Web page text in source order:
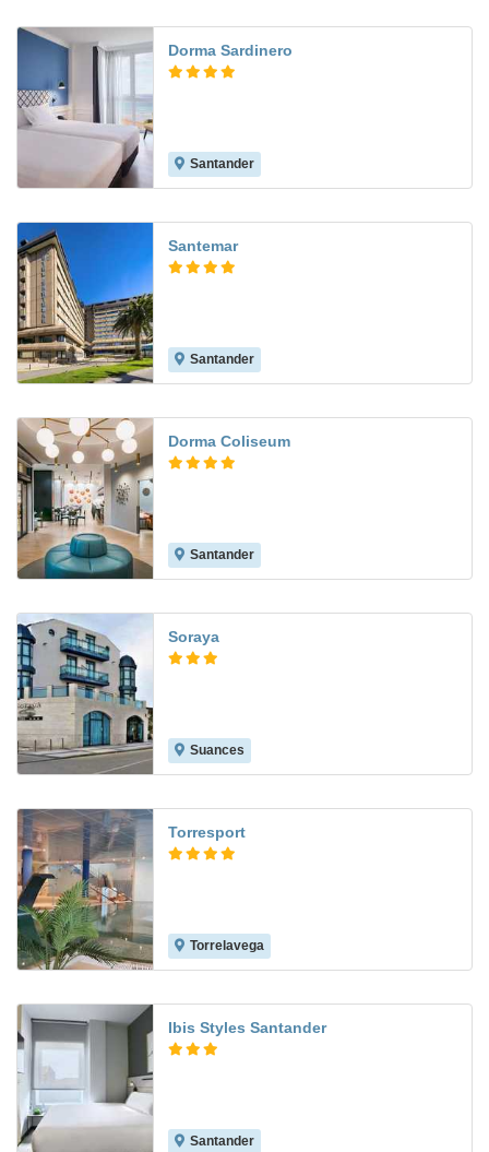
Dorma Sardinero
Santander
Santemar
Santander
Dorma Coliseum
Santander
Soraya
Suances
Torresport
Torrelavega
Ibis Styles Santander
Santander